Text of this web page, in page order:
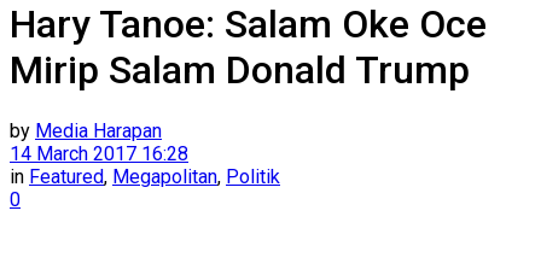
Hary Tanoe: Salam Oke Oce
Mirip Salam Donald Trump
by Media Harapan
14 March 2017 16:28
in Featured, Megapolitan, Politik
0